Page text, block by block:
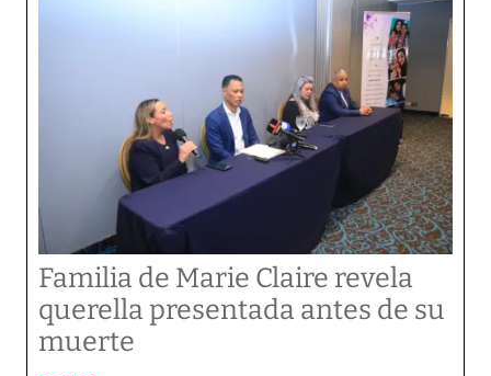
Familia de Marie Claire revela
querella presentada antes de su
muerte